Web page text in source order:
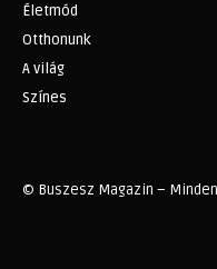
Életmód
Otthonunk
A világ
Színes
© Buszesz Magazin –